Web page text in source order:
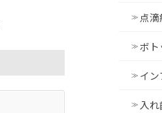
点滴
ボト
イン
入